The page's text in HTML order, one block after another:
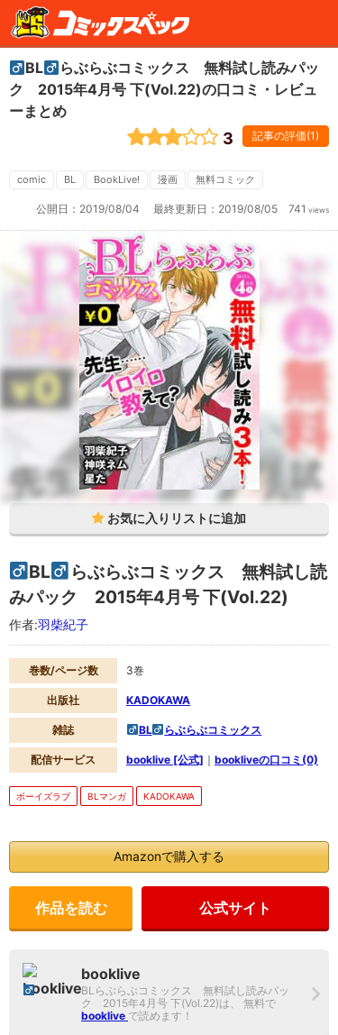
BL
らぶらぶコミックス 無料試し読みパッ
ク 2015年4月号 下(Vol.22)の口コミ・レビュ
ーまとめ
3 記事の評価(1)
ら
コ
み
パ
ク
(Vol.22)
子
の
BL
ン
作
で
booklive
配
信
さ
い
て
お
が
す。
comic BL BookLive! 漫画 無料コミック
公開日： 2019/08/04 最終更新日： 2019/08/05 741 views
BL
らぶらぶコミックス 無料試し読
みパック 2015年4月号 下(Vol.22)
作者:羽柴紀子
巻数/ページ数 3巻
出版社 KADOKAWA
雑誌 BL らぶらぶコミックス
配信サービス booklive [公式] ｜ bookliveの口コミ(0)
ボーイズラブ BLマンガ KADOKAWA
Amazonで購入する
作品を読む 公式サイト
booklive
BL らぶらぶコミックス 無料試し読みパッ
ク 2015年4月号 下(Vol.22)は、 無料で
booklive で読めます！